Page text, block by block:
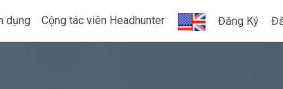
dụng Cộng tác viên Headhunter Đăng Ký